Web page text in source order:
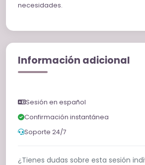
necesidades.
Información adicional
Sesión en español
Confirmación instantánea
Soporte 24/7
¿Tienes dudas sobre esta sesión